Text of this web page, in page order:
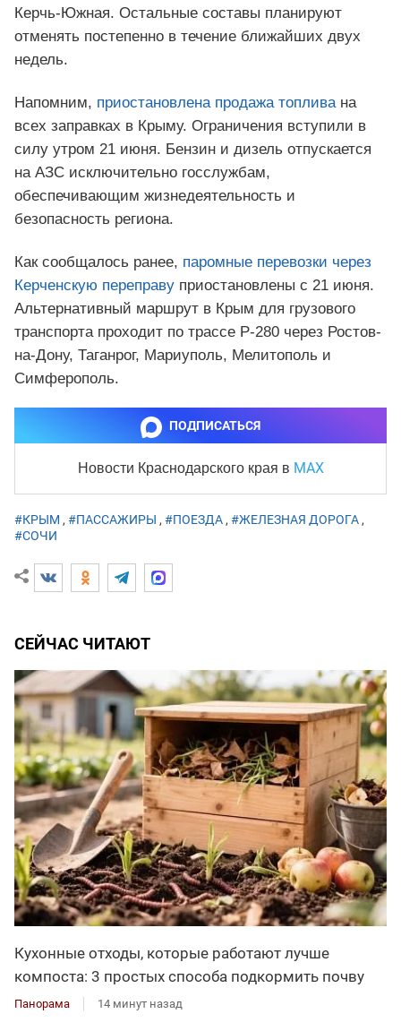
Керчь-Южная. Остальные составы планируют
отменять постепенно в течение ближайших двух
недель.
Напомним, приостановлена продажа топливана
всех заправках в Крыму. Ограничения вступили в
силу утром 21 июня. Бензин и дизель отпускается
на АЗС исключительно госслужбам,
обеспечивающим жизнедеятельность и
безопасность региона.
Как сообщалось ранее, паромные перевозки через
Керченскую переправу приостановлены с 21 июня.
Альтернативный маршрут в Крым для грузового
транспорта проходит по трассе Р-280 через Ростов-
на-Дону, Таганрог, Мариуполь, Мелитополь и
Симферополь.
ПОДПИСАТЬСЯ
Новости Краснодарского края в MAX
#КРЫМ , #ПАССАЖИРЫ , #ПОЕЗДА, #ЖЕЛЕЗНАЯ ДОРОГА,
#СОЧИ
СЕЙЧАС ЧИТАЮТ
Кухонные отходы, которые работают лучше
компоста: 3 простых способа подкормить почву
Панорама 14 минут назад